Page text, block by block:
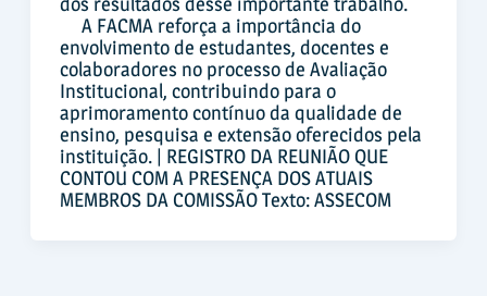
A FACMA reforça a importância do
envolvimento de estudantes, docentes e
colaboradores no processo de Avaliação
Institucional, contribuindo para o
aprimoramento contínuo da qualidade de
ensino, pesquisa e extensão oferecidos pela
instituição. | REGISTRO DA REUNIÃO QUE
CONTOU COM A PRESENÇA DOS ATUAIS
MEMBROS DA COMISSÃO Texto: ASSECOM